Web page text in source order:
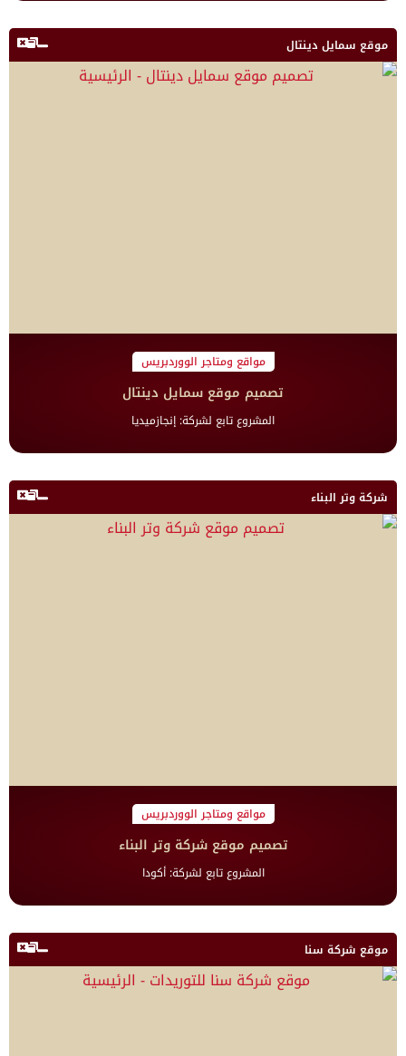
موقع سمايل دينتال
مواقع ومتاجر الووردبريس
تصميم موقع سمايل دينتال
المشروع تابع لشركة: إنجازميديا
شركة وتر البناء
مواقع ومتاجر الووردبريس
تصميم موقع شركة وتر البناء
المشروع تابع لشركة: أكودا
موقع شركة سنا